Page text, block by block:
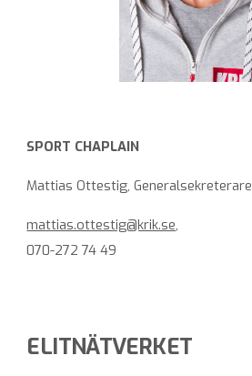
SPORT CHAPLAIN
Mattias Ottestig,Generalsekreterare
mattias.ottestig@krik.se,
070-272 74 49
ELITNÄTVERKET